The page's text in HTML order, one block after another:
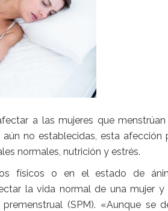
a las mujeres que
no establecidas, esta afección
normales, nutrición y estrés.
físicos o en el estado de
la vida normal de una mujer
(SPM). «Aunque se